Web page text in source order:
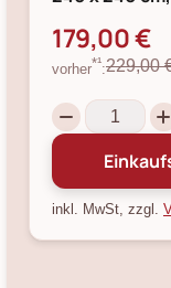
179,00 €
vorher*¹:229,00
inkl. MwSt, zzgl.